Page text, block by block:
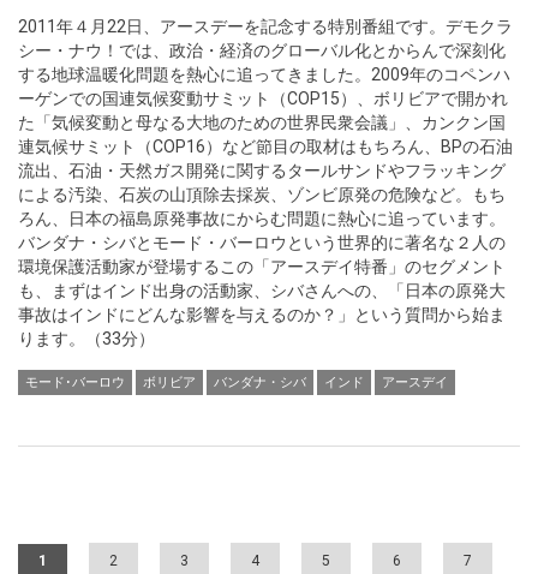
2011年４月22日、アースデーを記念する特別番組です。デモクラ
シー・ナウ！では、政治・経済のグローバル化とからんで深刻化
する地球温暖化問題を熱心に追ってきました。2009年のコペンハ
ーゲンでの国連気候変動サミット（COP15）、ボリビアで開かれ
た「気候変動と母なる大地のための世界民衆会議」、カンクン国
連気候サミット（COP16）など節目の取材はもちろん、BPの石油
流出、石油・天然ガス開発に関するタールサンドやフラッキング
による汚染、石炭の山頂除去採炭、ゾンビ原発の危険など。もち
ろん、日本の福島原発事故にからむ問題に熱心に追っています。
バンダナ・シバとモード・バーロウという世界的に著名な２人の
環境保護活動家が登場するこの「アースデイ特番」のセグメント
も、まずはインド出身の活動家、シバさんへの、「日本の原発大
事故はインドにどんな影響を与えるのか？」という質問から始ま
ります。（33分）
モード･バーロウ ボリビア バンダナ・シバ インド アースデイ
Pages
1 2 3 4 5 6 7